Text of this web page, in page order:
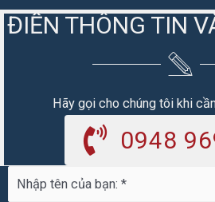
ĐIỀN THÔNG TIN
Hãy gọi cho chúng tôi khi
0948